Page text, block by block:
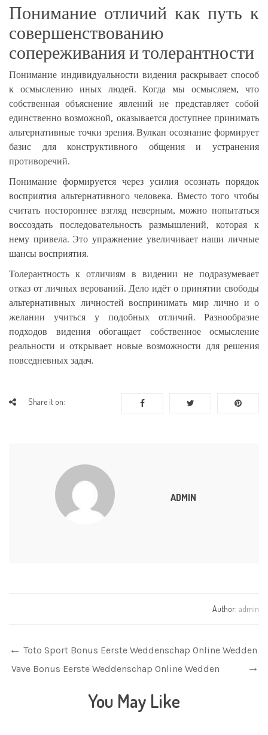
Понимание отличий как путь к
совершенствованию
сопереживания и толерантности
Понимание индивидуальности видения раскрывает способ
к осмыслению иных людей. Когда мы осмысляем, что
собственная объяснение явлений не представляет собой
единственно возможной, оказывается доступнее принимать
альтернативные точки зрения. Вулкан осознание формирует
базис для конструктивного общения и устранения
противоречий.
Понимание формируется через усилия осознать порядок
восприятия альтернативного человека. Вместо того чтобы
считать постороннее взгляд неверным, можно попытаться
воссоздать последовательность размышлений, которая к
нему привела. Это упражнение увеличивает наши личные
шансы восприятия.
Толерантность к отличиям в видении не подразумевает
отказ от личных верований. Дело идёт о принятии свободы
альтернативных личностей воспринимать мир лично и о
желании учиться у подобных отличий. Разнообразие
подходов видения обогащает собственное осмысление
реальности и открывает новые возможности для решения
повседневных задач.
Share it on:
ADMIN
Author: admin
Toto Sport Bonus Eerste Weddenschap Online Wedden
Vave Bonus Eerste Weddenschap Online Wedden
You May Like